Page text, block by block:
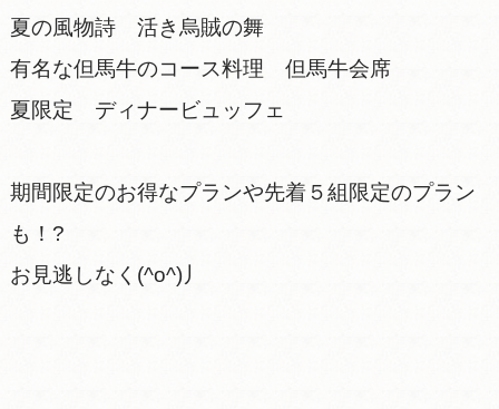
夏の風物詩 活き烏賊の舞
有名な但馬牛のコース料理 但馬牛会席
夏限定 ディナービュッフェ
期間限定のお得なプランや先着５組限定のプラン
も！?
お見逃しなく(^o^)丿